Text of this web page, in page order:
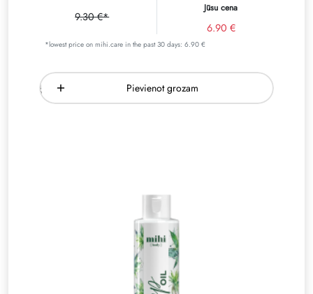
9.30 €*
Jūsu cena
6.90 €
*lowest price on mihi.care in the past 30 days: 6.90 €
Pievienot grozam